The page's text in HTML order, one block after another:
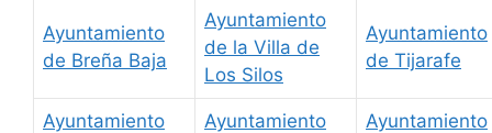
Ayuntamiento
de Breña Baja
Ayuntamiento
de la Villa de
Los Silos
Ayuntamiento
de Tijarafe
Ayuntamiento
Ayuntamiento
Ayuntamiento